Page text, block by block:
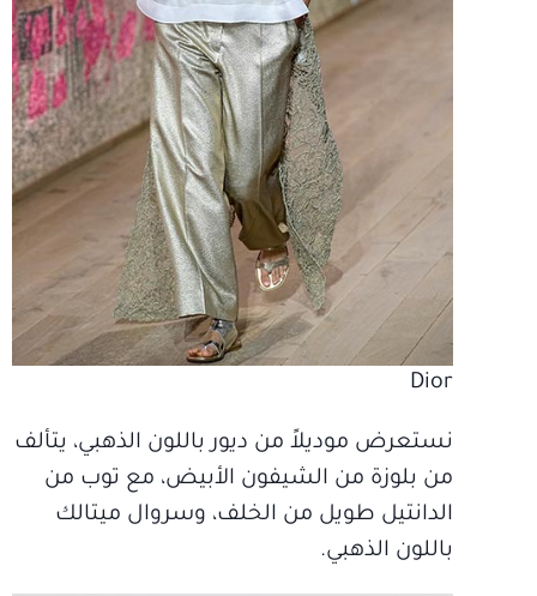
Dior
نستعرض موديلاً من ديور باللون الذهبي، يتألف
من بلوزة من الشيفون الأبيض، مع توب من
الدانتيل طويل من الخلف، وسروال ميتالك
باللون الذهبي.